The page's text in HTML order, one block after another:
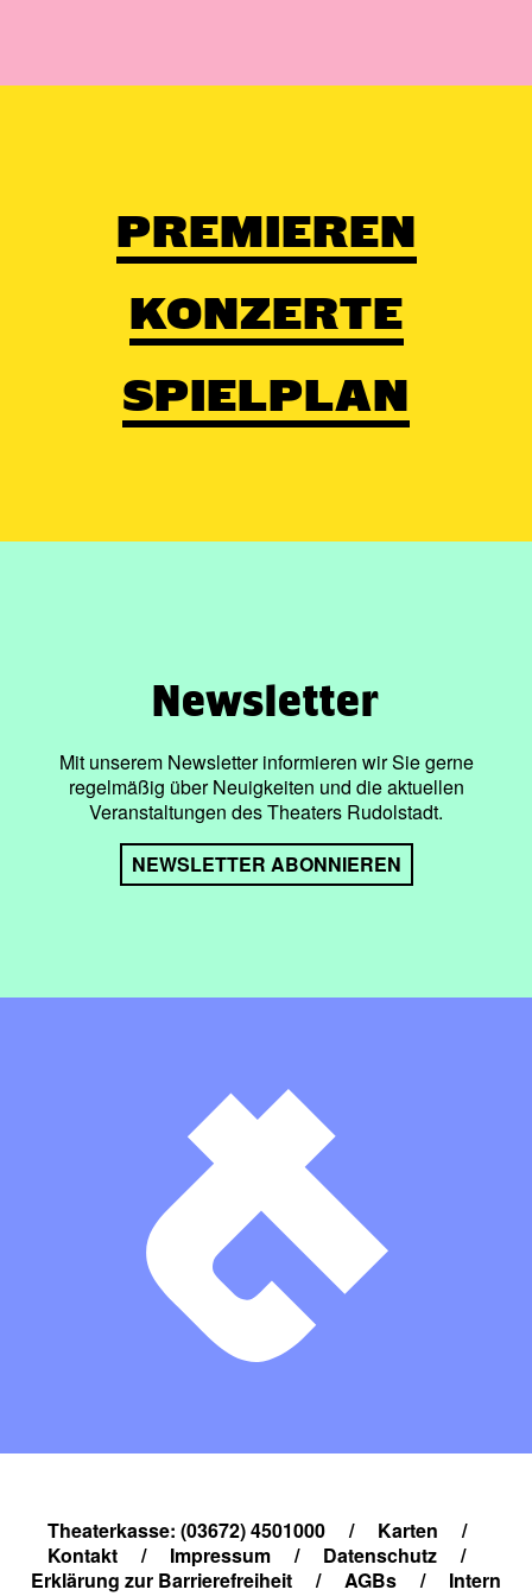
ihres Chefdirigenten Oliver Weder und die beiden Elektro-
PREMIEREN
KONZERTE
SPIELPLAN
Newsletter
Mit unserem Newsletter informieren wir Sie gerne
regelmäßig über Neuigkeiten und die aktuellen
Veranstaltungen des Theaters Rudolstadt.
NEWSLETTER ABONNIEREN
Theaterkasse: (03672) 4501000 / Karten
/
Kontakt
/ Impressum / Datenschutz
/
Erklärung zur Barrierefreiheit
/ AGBs / Intern